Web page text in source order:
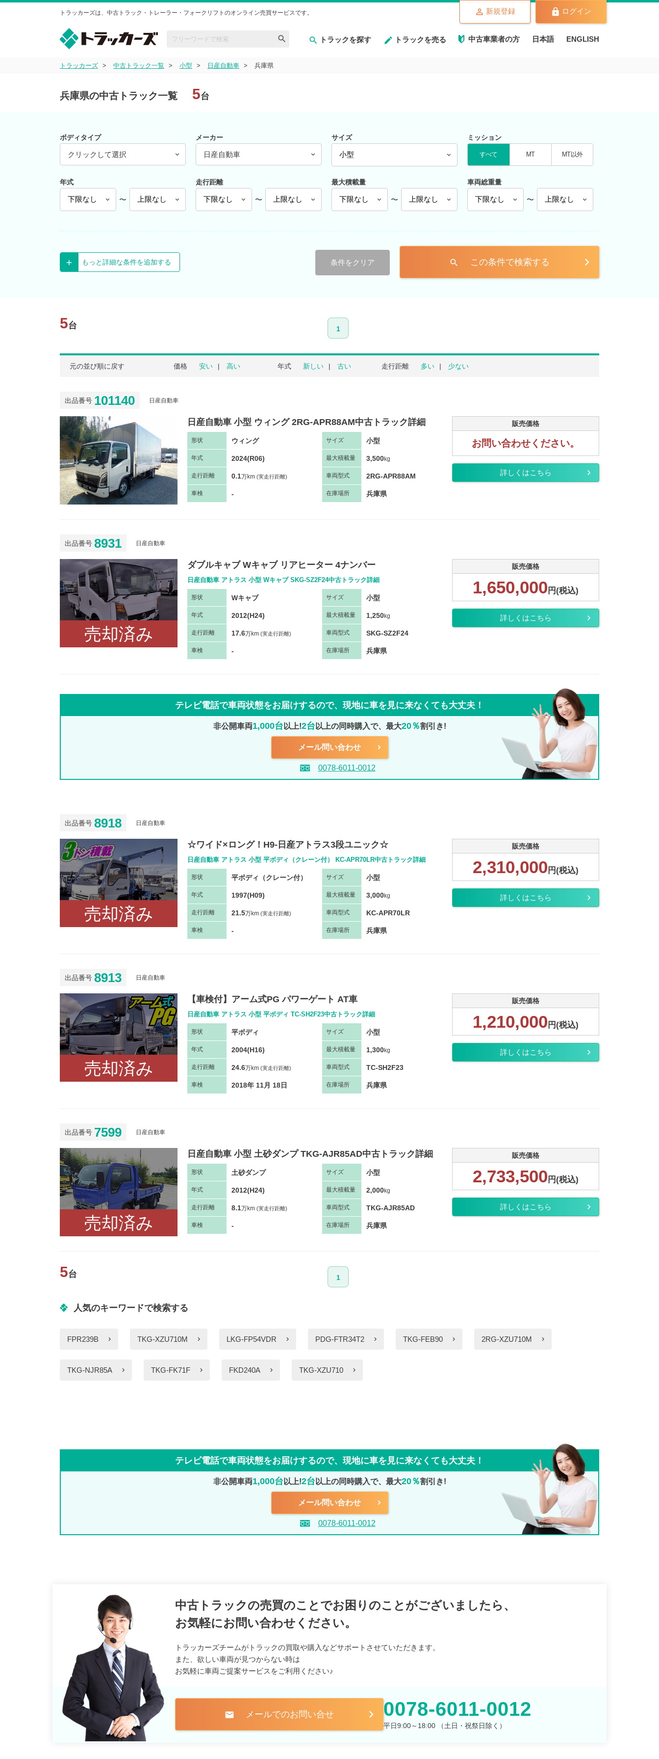
トラッカーズは、中古トラック・トレーラー・フォークリフトのオンライン売買サービスです。
トラックを探す トラックを売る 中古車業者の方 日本語 ENGLISH
新規登録 ログイン
トラッカーズ 中古トラック一覧 小型 日産自動車 兵庫県
兵庫県の中古トラック一覧 5台
ボディタイプ
クリックして選択
メーカー
日産自動車
サイズ ミッション
すべて MT MT以外
年式
〜
走行距離
〜
最大積載量
〜
車両総重量
〜
もっと詳細な条件を追加する 条件をクリア search この条件で検索する
5台 1
元の並び順に戻す 価格 安い 高い 年式 新しい 古い 走行距離 多い 少ない
出品番号 101140 日産自動車
日産自動車 小型 ウィング 2RG-APR88AM中古トラック詳細
形状 ウィング サイズ 小型
年式 2024(R06) 最大積載量 3,500kg
走行距離 0.1万km (実走行距離) 車両型式 2RG-APR88AM
車検 - 在庫場所 兵庫県
販売価格
お問い合わせください。
詳しくはこちら
出品番号 8931 日産自動車
売却済み
ダブルキャブ Wキャブ リアヒーター 4ナンバー
日産自動車 アトラス 小型 Wキャブ SKG-SZ2F24中古トラック詳細
形状 Wキャブ サイズ 小型
年式 2012(H24) 最大積載量 1,250kg
走行距離 17.6万km (実走行距離) 車両型式 SKG-SZ2F24
車検 - 在庫場所 兵庫県
販売価格
1,650,000 円(税込)
詳しくはこちら
テレビ電話で車両状態をお届けするので、 現地に車を見に来なくても大丈夫！
非公開車両1,000台 以上!2台 以上の同時購入で、最大20％割引き!
メール問い合わせ
0078-6011-0012
出品番号 8918 日産自動車
売却済み
☆ワイド×ロング！H9-日産アトラス3段ユニック☆
日産自動車 アトラス 小型 平ボディ（クレーン付） KC-APR70LR中古トラック詳細
形状 平ボディ（クレーン付） サイズ 小型
年式 1997(H09) 最大積載量 3,000kg
走行距離 21.5万km (実走行距離) 車両型式 KC-APR70LR
車検 - 在庫場所 兵庫県
販売価格
2,310,000 円(税込)
詳しくはこちら
出品番号 8913 日産自動車
売却済み
【車検付】アーム式PG パワーゲート AT車
日産自動車 アトラス 小型 平ボディ TC-SH2F23中古トラック詳細
形状 平ボディ サイズ 小型
年式 2004(H16) 最大積載量 1,300kg
走行距離 24.6万km (実走行距離) 車両型式 TC-SH2F23
車検 2018年 11月 18日 在庫場所 兵庫県
販売価格
1,210,000 円(税込)
詳しくはこちら
出品番号 7599 日産自動車
売却済み
日産自動車 小型 土砂ダンプ TKG-AJR85AD中古トラック詳細
形状 土砂ダンプ サイズ 小型
年式 2012(H24) 最大積載量 2,000kg
走行距離 8.1万km (実走行距離) 車両型式 TKG-AJR85AD
車検 - 在庫場所 兵庫県
販売価格
2,733,500 円(税込)
詳しくはこちら
5台 1
人気のキーワードで検索する
FPR239B TKG-XZU710M LKG-FP54VDR PDG-FTR34T2 TKG-FEB90 2RG-XZU710M
TKG-NJR85A TKG-FK71F FKD240A TKG-XZU710
テレビ電話で車両状態をお届けするので、 現地に車を見に来なくても大丈夫！
非公開車両1,000台 以上!2台 以上の同時購入で、最大20％割引き!
メール問い合わせ
0078-6011-0012
中古トラックの売買のことでお困りのことがございましたら、
お気軽にお問い合わせください。
トラッカーズチームがトラックの買取や購入などサポートさせていただきます。
また、欲しい車両が見つからない時は
お気軽に車両ご提案サービスをご利用ください♪
mail メールでのお問い合せ 0078-6011-0012
平日9:00～18:00 （土日・祝祭日除く）